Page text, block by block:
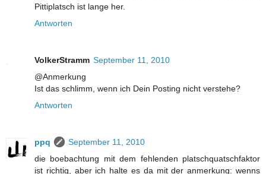
Pittiplatsch ist lange her.
Antworten
VolkerStramm September 11, 2010
@Anmerkung
Ist das schlimm, wenn ich Dein Posting nicht verstehe?
Antworten
ppq
September 11, 2010
die boebachtung mit dem fehlenden platschquatschfaktor
ist richtig, aber ich halte es da mit der anmerkung: wenns